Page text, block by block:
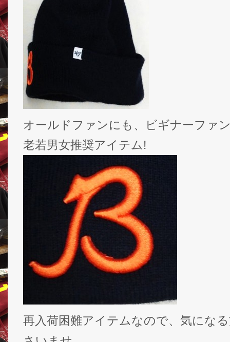
オールドファンにも、ビギナーファ
老若男女推奨アイテム!
再入荷困難アイテムなので、気にな